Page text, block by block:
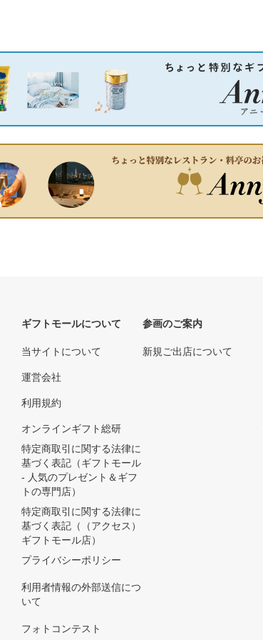
ギフトモールについて
当サイトについて
運営会社
利用規約
オンラインギフト総研
特定商取引に関する法律に
基づく表記（ギフトモール
- 人気のプレゼント＆ギフ
トの専門店）
特定商取引に関する法律に
基づく表記（（アクセス）
ギフトモール店）
プライバシーポリシー
利用者情報の外部送信につ
いて
フォトコンテスト
参画のご案内
新規ご出店について